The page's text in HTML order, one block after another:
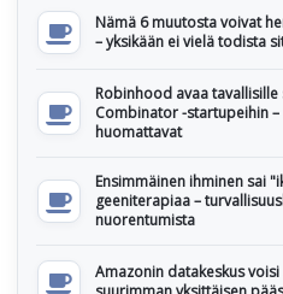
Nämä 6 muutosta voivat
– yksikään ei vielä todista
Robinhood avaa
Combinator -startupeihin
huomattavat
Ensimmäinen ihminen sai
geeniterapiaa –
nuorentumista
Amazonin datakeskus